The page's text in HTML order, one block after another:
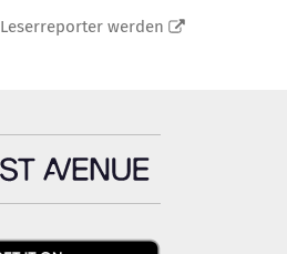
Leserreporter werden